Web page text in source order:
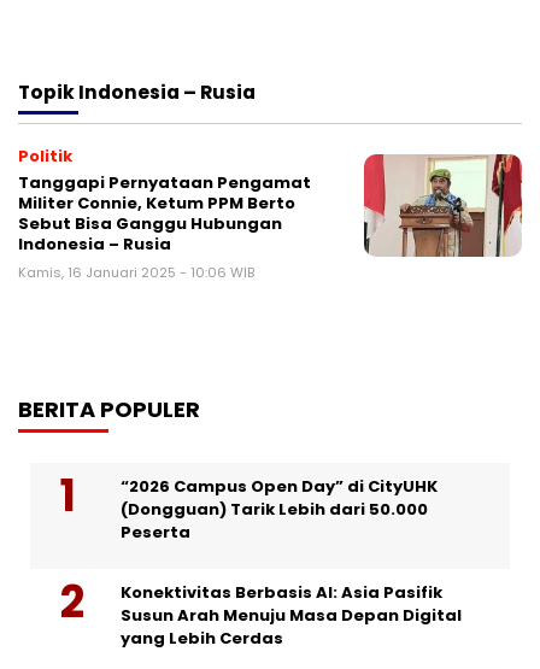
TopikIndonesia – Rusia
Politik
Tanggapi Pernyataan Pengamat
Militer Connie, Ketum PPM Berto
Sebut Bisa Ganggu Hubungan
Indonesia – Rusia
Kamis, 16 Januari 2025 - 10:06 WIB
BERITA POPULER
“2026 Campus Open Day” di CityUHK
(Dongguan) Tarik Lebih dari 50.000
Peserta
Konektivitas Berbasis AI: Asia Pasifik
Susun Arah Menuju Masa Depan Digital
yang Lebih Cerdas